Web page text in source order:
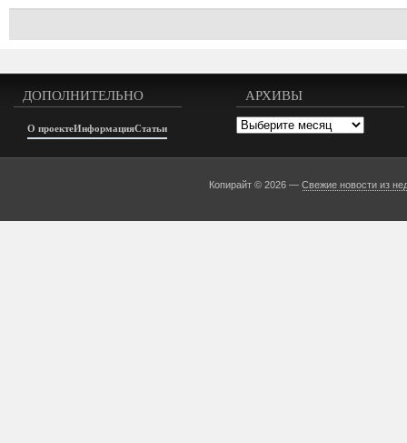
ДОПОЛНИТЕЛЬНО
О проектеИнформацияСтатьи
АРХИВЫ
Архивы
Копирайт © 2026 —Свежие новости из